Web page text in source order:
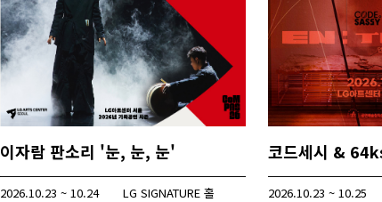
이자람 판소리 '눈, 눈, 눈'
2026.10.23 ~ 10.24 LG SIGNATURE 홀 2026.10.23 ~ 10.25